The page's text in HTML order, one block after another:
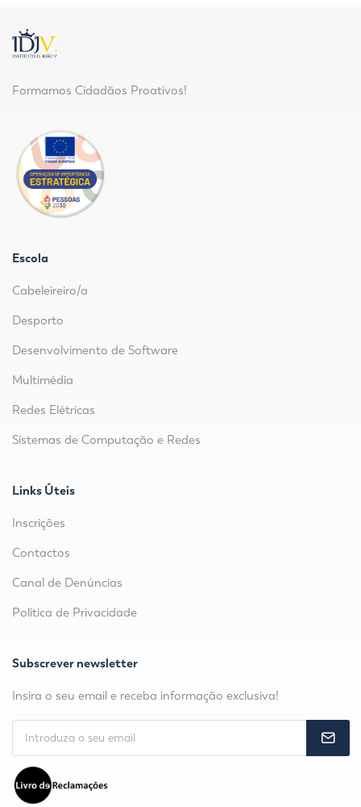
Formamos Cidadãos Proativos!
Escola
Cabeleireiro/a
Desporto
Desenvolvimento de Software
Multimédia
Redes Elétricas
Sistemas de Computação e Redes
Links Úteis
Inscrições
Contactos
Canal de Denúncias
Política de Privacidade
Subscrever newsletter
Insira o seu email e receba informação exclusiva!